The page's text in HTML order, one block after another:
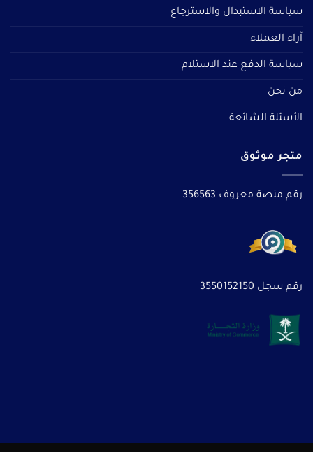
سياسة الاستبدال والاسترجاع
آراء العملاء
سياسة الدفع عند الاستلام
من نحن
الأسئلة الشائعة
متجر موثوق
رقم منصة معروف 356563
رقم سجل 3550152150